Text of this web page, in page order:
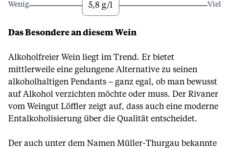
Wenig 5,8 g/l Viel
Das Besondere an diesem Wein
Alkoholfreier Wein liegt im Trend. Er bietet
mittlerweile eine gelungene Alternative zu seinen
alkoholhaltigen Pendants – ganz egal, ob man bewusst
auf Alkohol verzichten möchte oder muss. Der Rivaner
vom Weingut Löffler zeigt auf, dass auch eine moderne
Entalkoholisierung über die Qualität entscheidet.
Der auch unter dem Namen Müller-Thurgau bekannte